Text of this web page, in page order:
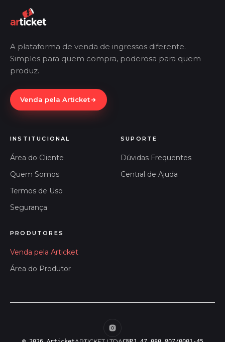
A plataforma de venda de ingressos diferente.
Simples para quem compra, poderosa para quem
produz.
Venda pela Articket
INSTITUCIONAL
Área do Cliente
Quem Somos
Termos de Uso
Segurança
SUPORTE
Dúvidas Frequentes
Central de Ajuda
PRODUTORES
Venda pela Articket
Área do Produtor